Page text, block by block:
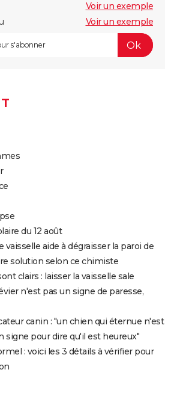
Voir un exemple
Voir un exemple
du 12 août
vaisselle aide à dégraisser la paroi de
solution selon ce chimiste
clairs : laisser la vaisselle sale
n'est pas un signe de paresse,
canin : "un chien qui éternue n'est
signe pour dire qu'il est heureux"
: voici les 3 détails à vérifier pour